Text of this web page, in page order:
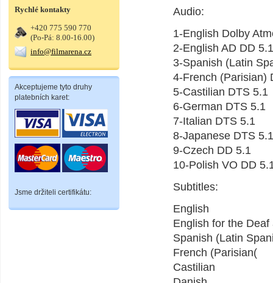
Rychlé kontakty
+420 775 590 770
(Po-Pá: 8.00-16.00)
info@filmarena.cz
Akceptujeme tyto druhy
platebních karet:
Jsme držiteli certifikátu:
Audio:
1-English Dolby
2-English AD DD 5.1
3-Spanish (Latin
4-French (Parisian)
5-Castilian DTS 5.1
6-German DTS 5.1
7-Italian DTS 5.1
8-Japanese DTS 5.1
9-Czech DD 5.1
10-Polish VO DD
Subtitles:
English
English for the
Spanish (Latin
French (Parisian(
Castilian